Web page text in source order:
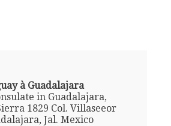
à Guadalajara
in Guadalajara,
1829 Col. Villaseeor
Jal. Mexico